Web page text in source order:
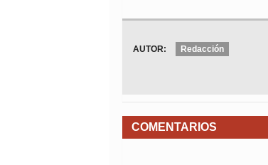
AUTOR: Redacción
COMENTARIOS